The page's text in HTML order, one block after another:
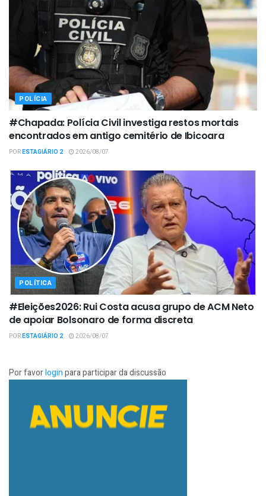
POLÍCIA
#Chapada: Polícia Civil investiga restos mortais
encontrados em antigo cemitério de Ibicoara
PORESTAGIÁRIO 2 2026/08/07
POLÍTICA
#Eleições2026: Rui Costa acusa grupo de ACM Neto
de apoiar Bolsonaro de forma discreta
PORESTAGIÁRIO 2 2026/08/07
Por favorloginpara participar da discussão